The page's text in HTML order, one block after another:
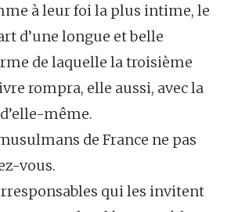
à leur foi la plus intime, le
d’une longue et belle
de laquelle la troisième
rompra, elle aussi, avec la
même.
de France ne pas
vous.
qui les invitent